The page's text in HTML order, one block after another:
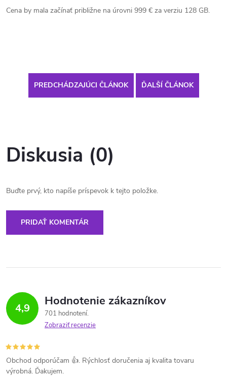
Cena by mala začínať približne na úrovni 999 € za verziu 128 GB.
PREDCHÁDZAJÚCI ČLÁNOK ĎALŠÍ ČLÁNOK
Diskusia (0)
Buďte prvý, kto napíše príspevok k tejto položke.
PRIDAŤ KOMENTÁR
4,9 Hodnotenie zákazníkov
701 hodnotení
Zobraziť recenzie
Obchod odporúčam 👍. Rýchlosť doručenia aj kvalita tovaru
výrobná. Ďakujem.